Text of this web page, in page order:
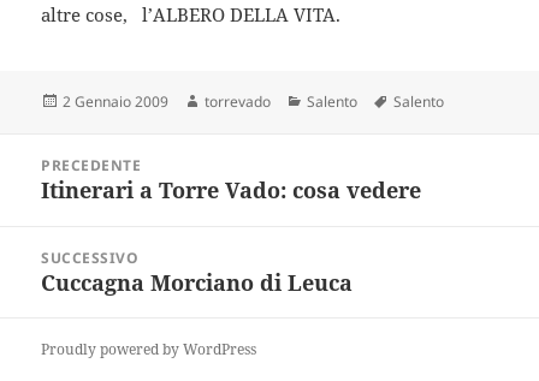
altre cose, l’ALBERO DELLA VITA.
Scritto
2 Gennaio 2009 Autore
torrevado Categorie
Salento Tag
Salento
articoliPRECEDENTE
Articolo
Itinerari a Torre Vado: cosa vedere
SUCCESSIVO
Articolo
Cuccagna Morciano di Leuca
Proudly powered by WordPress